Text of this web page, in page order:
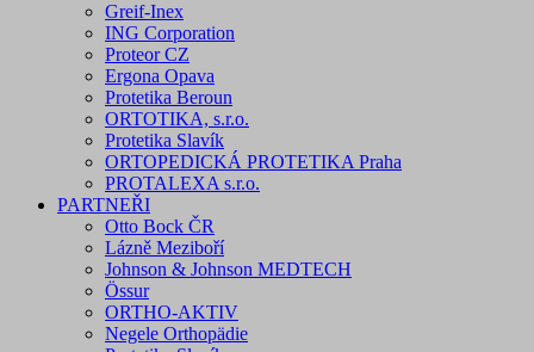
Greif-Inex
ING Corporation
Proteor CZ
Ergona Opava
Protetika Beroun
ORTOTIKA, s.r.o.
Protetika Slavík
ORTOPEDICKÁ PROTETIKA Praha
PROTALEXA s.r.o.
PARTNEŘI
Otto Bock ČR
Lázně Meziboří
Johnson & Johnson MEDTECH
Össur
ORTHO-AKTIV
Negele Orthopädie